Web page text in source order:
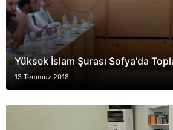
Yüksek İslam Şurası Sofya'da
13 Temmuz 2018